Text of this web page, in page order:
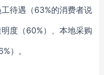
待遇（63%的消费者说
度（60%）、本地采购
）。